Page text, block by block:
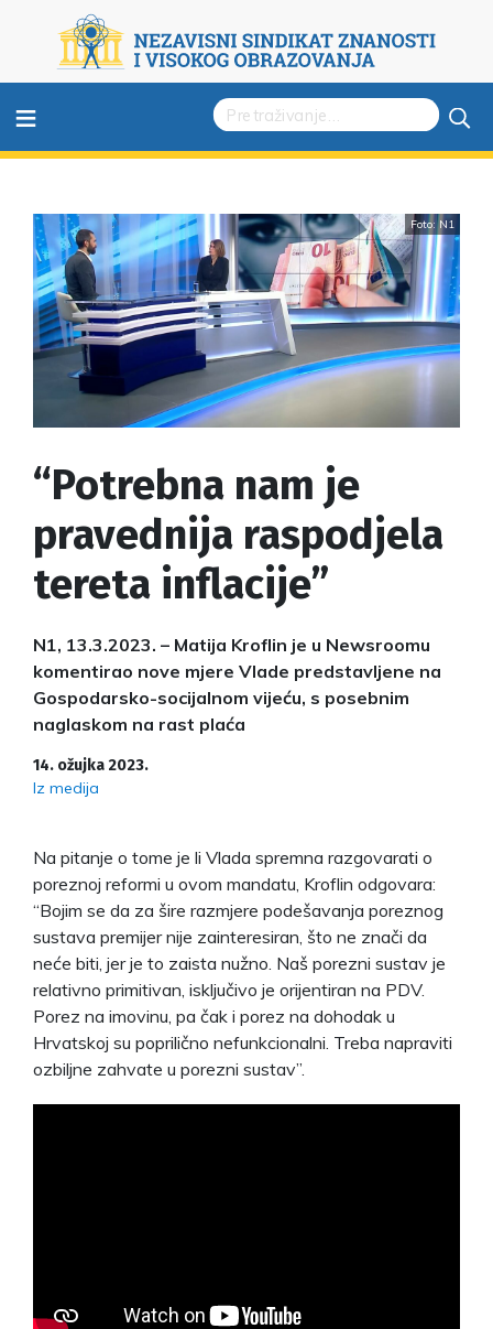
≡
Foto: N1
“Potrebna nam je
pravednija raspodjela
tereta inflacije”
N1, 13.3.2023. – Matija Kroflin je u Newsroomu
komentirao nove mjere Vlade predstavljene na
Gospodarsko-socijalnom vijeću, s posebnim
naglaskom na rast plaća
14. ožujka 2023.
Iz medija
Na pitanje o tome je li Vlada spremna razgovarati o
poreznoj reformi u ovom mandatu, Kroflin odgovara:
“Bojim se da za šire razmjere podešavanja poreznog
sustava premijer nije zainteresiran, što ne znači da
neće biti, jer je to zaista nužno. Naš porezni sustav je
relativno primitivan, isključivo je orijentiran na PDV.
Porez na imovinu, pa čak i porez na dohodak u
Hrvatskoj su poprilično nefunkcionalni. Treba napraviti
ozbiljne zahvate u porezni sustav”.